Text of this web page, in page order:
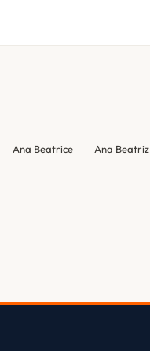
Ana Beatrice Ana Beatriz